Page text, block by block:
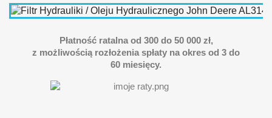
Płatność ratalna od 300 do 50 000 zł,
z możliwością rozłożenia spłaty na okres od 3 do
60 miesięcy.